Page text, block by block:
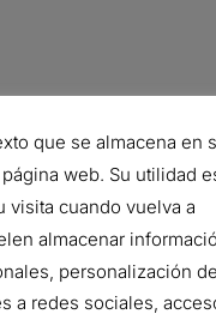
que se almacena en
web. Su utilidad
visita cuando vuelva a
almacenar
personalización
a redes sociales,